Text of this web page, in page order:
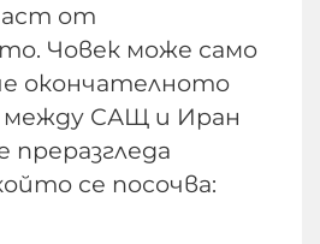
от
Човек може само
окончателното
между САЩ и Иран
се посочва: